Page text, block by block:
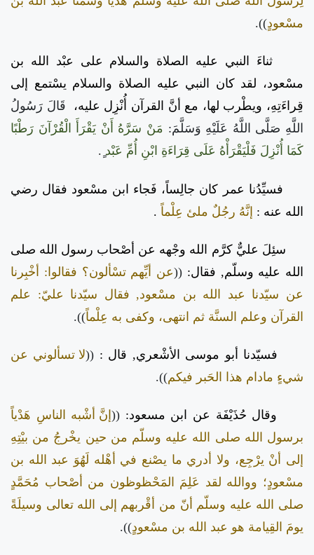
مسْعودٍ)).
ثناءَ النبي عليه الصلاة والسلام على عبْد الله بن
مسْعود، لقد كان النبي عليه الصلاة والسلام يسْتمع إلى
قِراءَتِهِ، ويطْرب لها، مع أنَّ القرآن أُنْزِل عليه،
قَالَ رَسُولُ
اللَّهِ صَلَّى اللَّهُ عَلَيْهِ وَسَلَّمَ: مَنْ سَرَّهُ أَنْ يَقْرَأَ الْقُرْآنَ رَطْبًا
كَمَا أُنْزِلَ فَلْيَقْرَأْهُ عَلَى قِرَاءَةِ ابْنِ أُمِّ عَبْد ٍ.
فسيِّدُنا عمر كان جالِساً، فَجاء ابن مسْعود فقال رضي
الله عنه : إنَّهُ رجُلٌ ملئ عِلْماً .
سئِلَ عليٌّ كرَّم الله وجْهه عن أصْحاب رسول الله صلى
الله عليه وسلّم, فقال: ((عن أيِّهم تسْألون؟ فقالوا: أخْبِرنا
عن سيّدنا عبد الله بن مسْعود, فقال سيّدنا عليّ: علم
القرآن وعلم السنَّة ثم انتهى، وكفى به عِلْماً)).
فسيّدنا أبو موسى الأشْعري, قال : ((لا تسألوني عن
شيءٍ مادام هذا الحَبر فيكم)).
وقال حُذَيْفَة عن ابن مسعود: ((إنَّ أشْبه الناسِ هَدْياً
برسول الله صلى الله عليه وسلّم من حين يخْرجُ من بيْتِهِ
إلى أنْ يرْجِع، ولا أدري ما يصْنع في أهْله لَهُوَ عبد الله بن
مسْعودٍ؛ ووالله لقد عَلِمَ المَحْظوظون من أصْحاب مُحَمَّدٍ
صلى الله عليه وسلّم أنّ من أقْربهم إلى الله تعالى وسيلَةً
يومَ القِيامة هو عبد الله بن مسْعودٍ)).